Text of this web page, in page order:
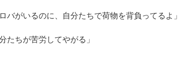
バがいるのに、自分たちで荷物を背負ってるよ」
たちが苦労してやがる」